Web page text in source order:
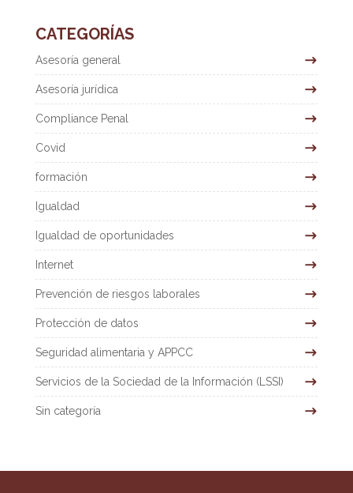
CATEGORÍAS
Asesoría general
Asesoría jurídica
Compliance Penal
Covid
formación
Igualdad
Igualdad de oportunidades
Internet
Prevención de riesgos laborales
Protección de datos
Seguridad alimentaria y APPCC
Servicios de la Sociedad de la Información (LSSI)
Sin categoría